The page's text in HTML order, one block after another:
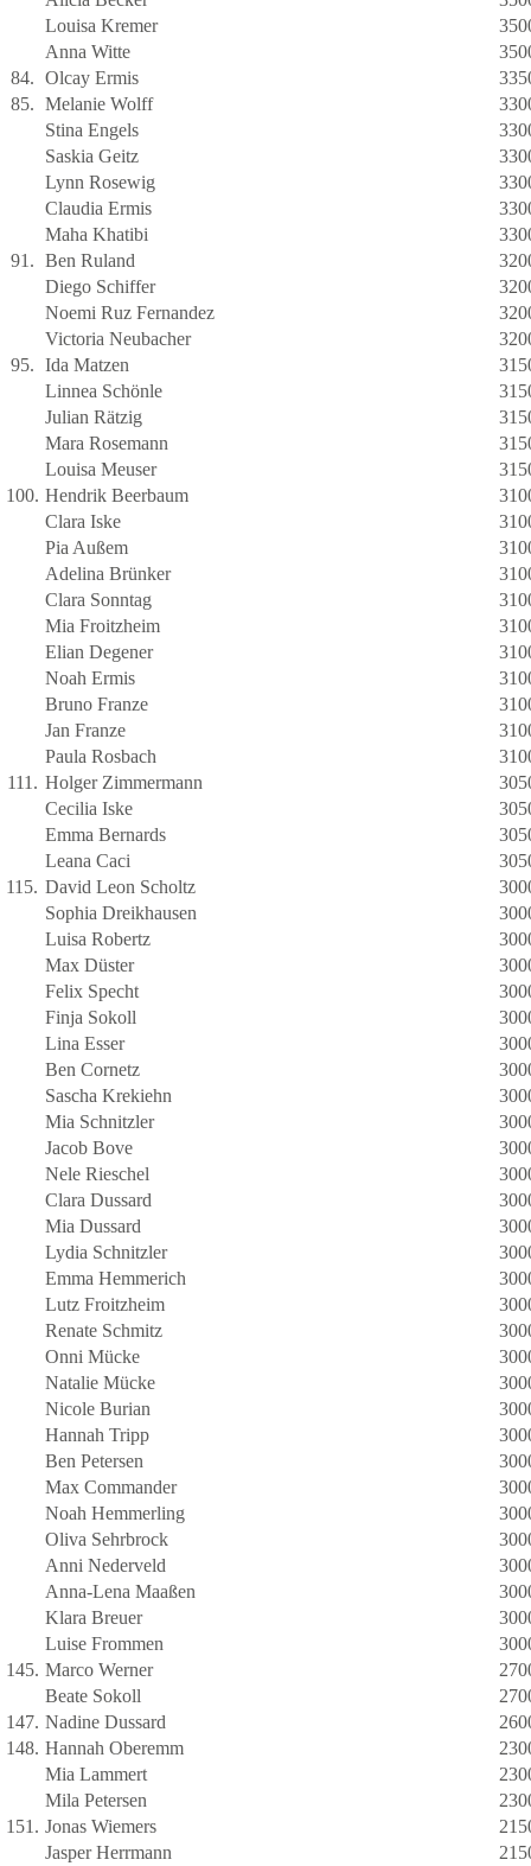
Louisa Kremer
Anna Witte
84. Olcay Ermis
85. Melanie Wolff
Stina Engels
Saskia Geitz
Lynn Rosewig
Claudia Ermis
Maha Khatibi
91. Ben Ruland
Diego Schiffer
Noemi Ruz Fernandez
Victoria Neubacher
95. Ida Matzen
Linnea Schönle
Julian Rätzig
Mara Rosemann
Louisa Meuser
100. Hendrik Beerbaum
Clara Iske
Pia Außem
Adelina Brünker
Clara Sonntag
Mia Froitzheim
Elian Degener
Noah Ermis
Bruno Franze
Jan Franze
Paula Rosbach
111. Holger Zimmermann
Cecilia Iske
Emma Bernards
Leana Caci
115. David Leon Scholtz
Sophia Dreikhausen
Luisa Robertz
Max Düster
Felix Specht
Finja Sokoll
Lina Esser
Ben Cornetz
Sascha Krekiehn
Mia Schnitzler
Jacob Bove
Nele Rieschel
Clara Dussard
Mia Dussard
Lydia Schnitzler
Emma Hemmerich
Lutz Froitzheim
Renate Schmitz
Onni Mücke
Natalie Mücke
Nicole Burian
Hannah Tripp
Ben Petersen
Max Commander
Noah Hemmerling
Oliva Sehrbrock
Anni Nederveld
Anna-Lena Maaßen
Klara Breuer
Luise Frommen
145. Marco Werner
Beate Sokoll
147. Nadine Dussard
148. Hannah Oberemm
Mia Lammert
Mila Petersen
151. Jonas Wiemers
Jasper Herrmann